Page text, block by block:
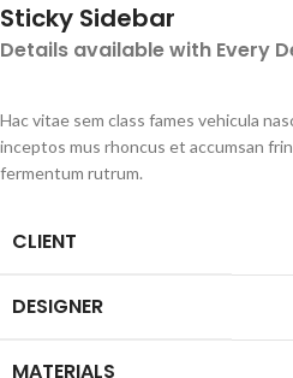
Sticky Sidebar
Details available with Every
Hac vitae sem class fames vehicula
inceptos mus rhoncus et accumsan
fermentum rutrum.
CLIENT
DESIGNER
MATERIALS